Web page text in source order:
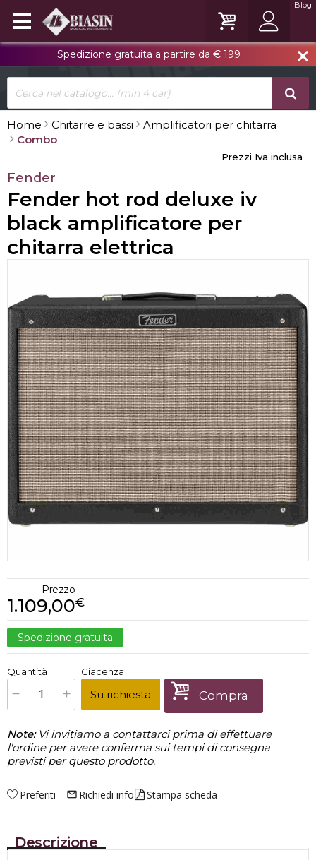
close
Spedizione gratuita a partire da € 199
Blog
Home Chitarre e bassi
Amplificatori per chitarra
Combo
Prezzi Iva inclusa
Fender
Fender hot rod deluxe iv
black amplificatore per
chitarra elettrica
Prezzo
€
1.109,00
Spedizione gratuita
x1 Prezzo finale:€1.109,00
Quantità Giacenza
Su richiesta Compra
Note: Vi invitiamo a contattarci prima di effettuare
l'ordine per avere conferma sui tempi di consegna
previsti per questo prodotto.
Preferiti mail_outline Richiedi info Stampa scheda
Descrizione